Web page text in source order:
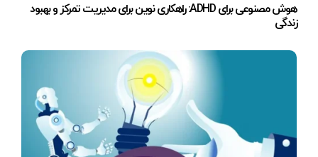
هوش مصنوعی برای ADHD: راهکاری نوین برای مدیریت تمرکز و بهبود
زندگی